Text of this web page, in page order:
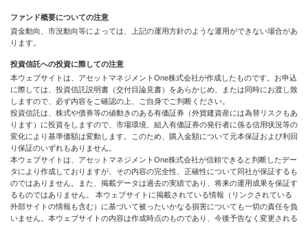
ファンド概要についての注意
資金動向、市況動向等によっては、上記の運用方針のような運用ができない場合があ
ります。
投資信託への投資に際しての注意
本ウェブサイトは、アセットマネジメントOne株式会社が作成したものです。お申込
に際しては、投資信託説明書（交付目論見書）をあらかじめ、または同時にお渡し致
しますので、必ず内容をご確認の上、ご自身でご判断ください。
投資信託は、株式や債券等の値動きのある有価証券（外貨建資産には為替リスクもあ
ります）に投資をしますので、市場環境、組入有価証券の発行者に係る信用状況等の
変化により基準価額は変動します。このため、購入金額について元本保証および利回
り保証のいずれもありません。
本ウェブサイトは、アセットマネジメントOne株式会社が信頼できると判断したデー
タにより作成しておりますが、その内容の完全性、正確性について同社が保証するも
のではありません。また、掲載データは過去の実績であり、将来の運用成果を保証す
るものではありません。 本ウェブサイトに掲載されている情報（リンクされている
外部サイトの情報も含む）に基づいて被ったいかなる損害についても一切の責任を負
いません。本ウェブサイトの内容は作成時点のものであり、今後予告なく変更される